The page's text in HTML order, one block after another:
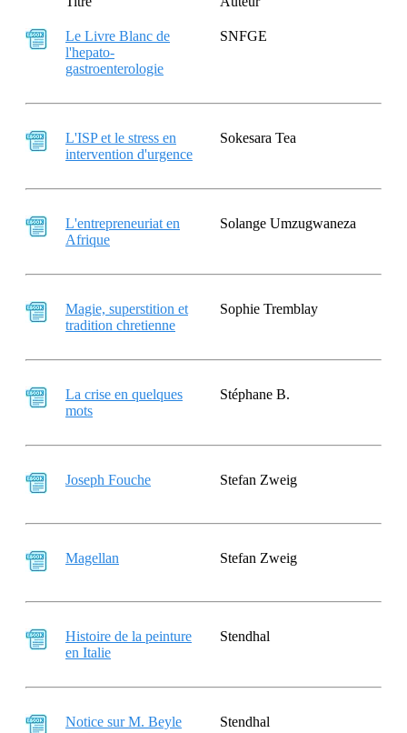
Le Livre Blanc de
l'hepato-
gastroenterologie
SNFGE
L'ISP et le stress en
intervention d'urgence
Sokesara Tea
L'entrepreneuriat en
Afrique
Solange Umzugwaneza
Magie, superstition et
tradition chretienne
Sophie Tremblay
La crise en quelques
mots
Stéphane B.
Joseph Fouche Stefan Zweig
Magellan Stefan Zweig
Histoire de la peinture
en Italie
Stendhal
Notice sur M. Beyle
Stendhal